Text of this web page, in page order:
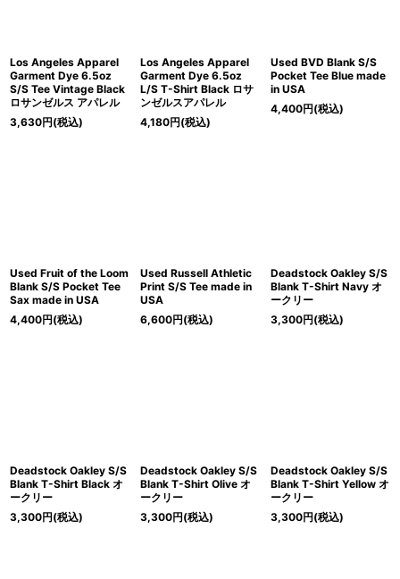
Los Angeles Apparel
Garment Dye 6.5oz
S/S Tee Vintage Black
ロサンゼルス アパレル
3,630円(税込)
Los Angeles Apparel
Garment Dye 6.5oz
L/S T-Shirt Black ロサ
ンゼルスアパレル
4,180円(税込)
Used BVD Blank S/S
Pocket Tee Blue made
in USA
4,400円(税込)
Used Fruit of the Loom
Blank S/S Pocket Tee
Sax made in USA
4,400円(税込)
Used Russell Athletic
Print S/S Tee made in
USA
6,600円(税込)
Deadstock Oakley S/S
Blank T-Shirt Navy オ
ークリー
3,300円(税込)
Deadstock Oakley S/S
Blank T-Shirt Black オ
ークリー
3,300円(税込)
Deadstock Oakley S/S
Blank T-Shirt Olive オ
ークリー
3,300円(税込)
Deadstock Oakley S/S
Blank T-Shirt Yellow オ
ークリー
3,300円(税込)